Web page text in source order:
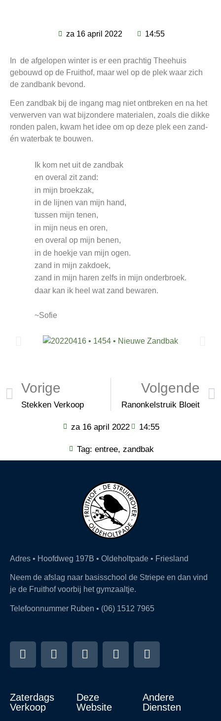
za 16 april 2022 14:55
In de afgelopen winter is er een prachtig Theehuis
gebouwd op de Fruithof, maar wel op de plek waar zich
de zandbank bevond.
Een zandbak bij de ingang mag niet ontbreken en na het
verwerven van wat bijzondere materialen, zoals die dikke
ronden palen, kwam het idee om op deze plek een zand-
én waterbak te bouwen.
Ik kom net uit de zandbak
en overal zit zand:
in mijn broekzak,
in de lijnen van mijn hand,
tussen mijn tenen,
in mijn neus en oren,
en overal op mijn benen,
in de hoekje van mijn ogen.
zand in mijn zakdoek,
zand in mijn haren zelfs in mijn onderbroek.
daar kan ik heel wat zand bewaren.
~Sofie
Vorige
Stekken Verkoop
Volgende
Ranonkelstruik Bloeit
za 16 april 2022 14:55
Tag: entree, zandbak
Adres • Hoofdweg 197B • Oldeholtpade • Friesland
Neem de afslag naar basisschool de Striepe en dan vind
je de Fruithof voorbij het gymzaaltje.
Telefoonnummer Ruben • (06) 1512 7965
Zaterdags
Verkoop
Deze
Website
Andere
Diensten